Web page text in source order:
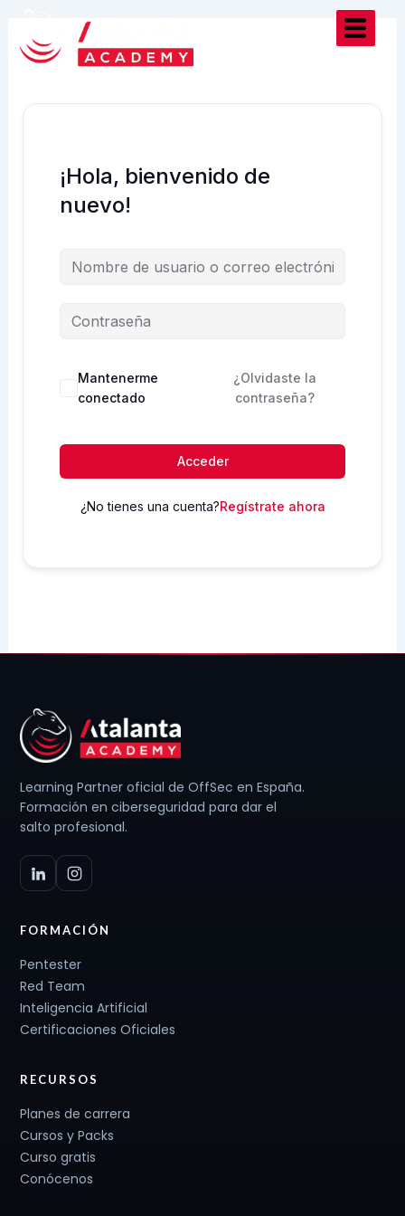
contenido
¡Hola, bienvenido de
nuevo!
Mantenerme
conectado
¿Olvidaste la
contraseña?
Acceder
¿No tienes una cuenta?Regístrate ahora
Learning Partner oficial de OffSec en España.
Formación en ciberseguridad para dar el
salto profesional.
FORMACIÓN
Pentester
Red Team
Inteligencia Artificial
Certificaciones Oficiales
RECURSOS
Planes de carrera
Cursos y Packs
Curso gratis
Conócenos